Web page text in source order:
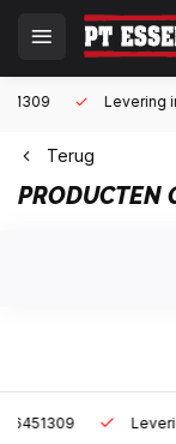
Levering in heel
Terug
PRODUCTEN
Levering in